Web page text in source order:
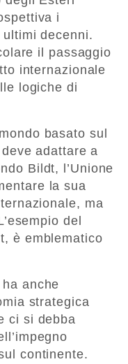
i
decenni.
il passaggio
internazionale
logiche di
basato sul
adattare a
Bildt, l’Unione
la sua
ma
del
è emblematico
anche
strategica
ci si debba
continente.